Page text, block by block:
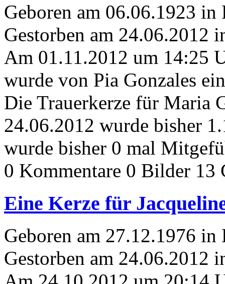
Geboren am 06.06.1923 in
Gestorben am 24.06.2012
Am 01.11.2012 um 14:25
wurde von Pia Gonzales
Die Trauerkerze für Maria
24.06.2012 wurde bisher
wurde bisher 0 mal
0 Kommentare 0 Bilder 13
Eine Kerze für
Geboren am 27.12.1976 in
Gestorben am 24.06.2012